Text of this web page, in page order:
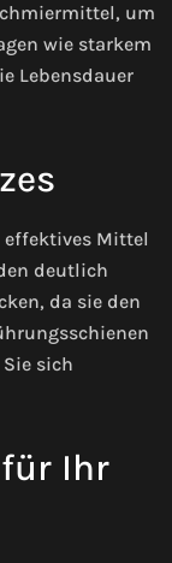
um
wie starkem
Lebensdauer
effektives Mittel
deutlich
da sie den
sich
Ihr